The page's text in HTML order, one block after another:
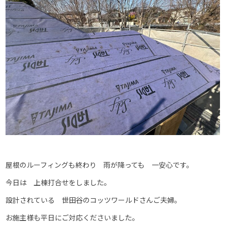
屋根のルーフィングも終わり 雨が降っても 一安心です。
今日は 上棟打合せをしました。
設計されている 世田谷のコッツワールドさんご夫婦。
お施主様も平日にご対応くださいました。